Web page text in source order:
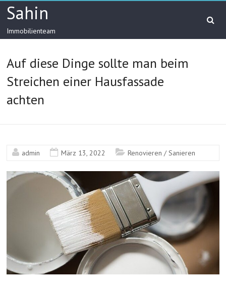
SkipSahin
Immobilienteam
Auf diese Dinge sollte man beim
Streichen einer Hausfassade
achten
admin März 13, 2022 Renovieren / Sanieren